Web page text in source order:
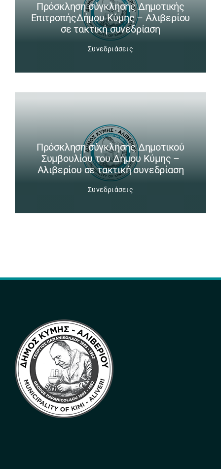
Πρόσκληση σύγκλησης Δημοτικής
ΕπιτροπήςΔήμου Κύμης – Αλιβερίου
σε τακτική συνεδρίαση
Συνεδριάσεις
Πρόσκληση σύγκλησης Δημοτικού
Συμβουλίου του Δήμου Κύμης –
Αλιβερίου σε τακτική συνεδρίαση
Συνεδριάσεις